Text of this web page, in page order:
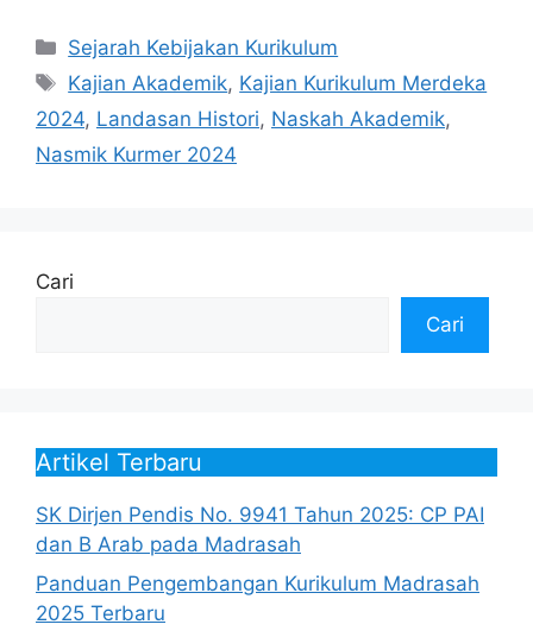
Kategori
Sejarah Kebijakan Kurikulum
Tag
Kajian Akademik, Kajian Kurikulum Merdeka
2024, Landasan Histori, Naskah Akademik,
Nasmik Kurmer 2024
Cari
Cari
Artikel Terbaru
SK Dirjen Pendis No. 9941 Tahun 2025: CP PAI
dan B Arab pada Madrasah
Panduan Pengembangan Kurikulum Madrasah
2025 Terbaru